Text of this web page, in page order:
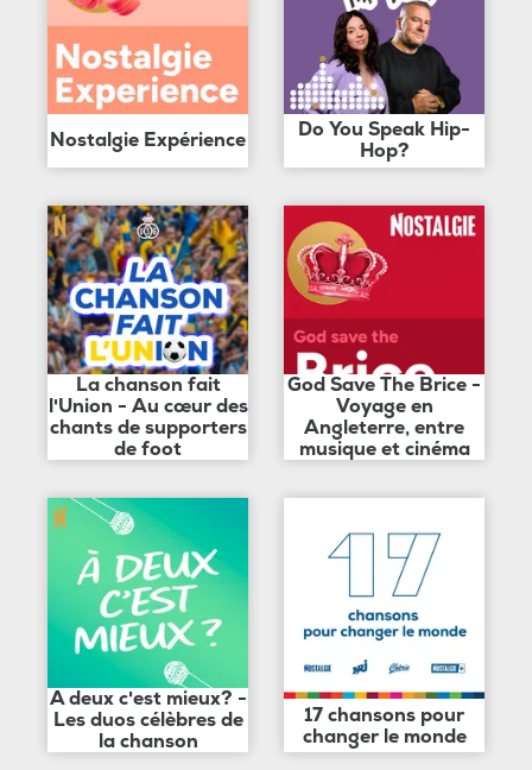
Nostalgie Expérience
Do You Speak Hip-
Hop?
La chanson fait
l'Union - Au cœur des
chants de supporters
de foot
God Save The Brice -
Voyage en
Angleterre, entre
musique et cinéma
A deux c'est mieux? -
Les duos célèbres de
la chanson
17 chansons pour
changer le monde